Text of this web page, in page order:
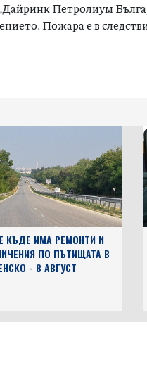
Петролиум
Пожара е в
КЪДЕ ИМА РЕМОНТИ И
ПО ПЪТИЩАТА В
- 8 АВГУСТ